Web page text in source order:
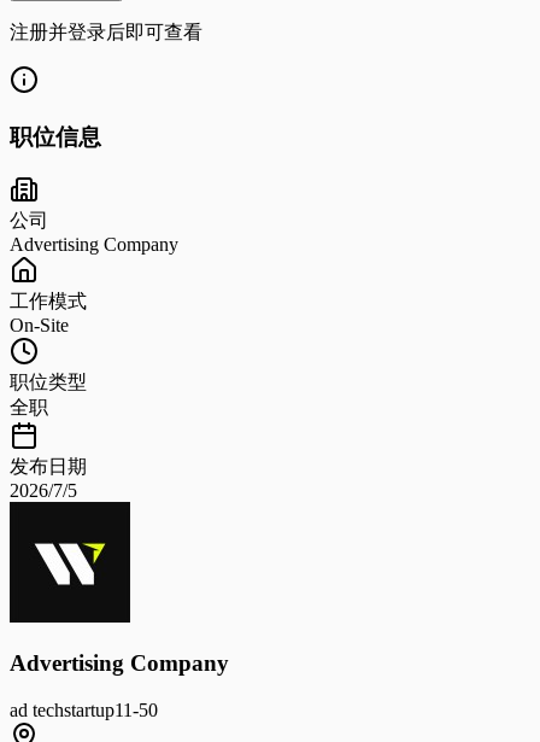
注册并登录后即可查看
职位信息
公司
Advertising Company
工作模式
On-Site
职位类型
全职
发布日期
2026/7/5
Advertising Company
ad techstartup11-50